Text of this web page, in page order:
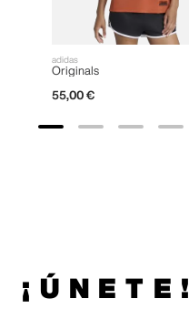
adidas
Originals
55,00 €
¡ÚNETE!